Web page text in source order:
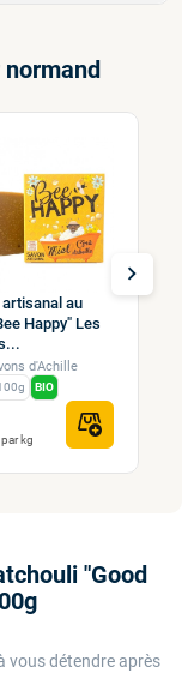
artisanal au
Happy" Les
d'Achille
BIO
kg
chevron_right
"Good
vous détendre après